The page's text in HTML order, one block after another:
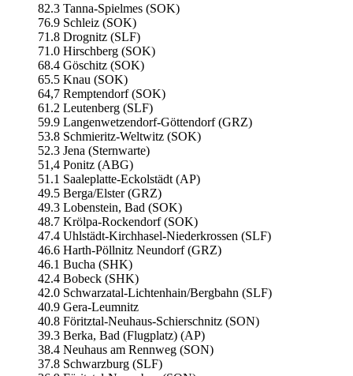
82.3 Tanna-Spielmes (SOK)
76.9 Schleiz (SOK)
71.8 Drognitz (SLF)
71.0 Hirschberg (SOK)
68.4 Göschitz (SOK)
65.5 Knau (SOK)
64,7 Remptendorf (SOK)
61.2 Leutenberg (SLF)
59.9 Langenwetzendorf-Göttendorf (GRZ)
53.8 Schmieritz-Weltwitz (SOK)
52.3 Jena (Sternwarte)
51,4 Ponitz (ABG)
51.1 Saaleplatte-Eckolstädt (AP)
49.5 Berga/Elster (GRZ)
49.3 Lobenstein, Bad (SOK)
48.7 Krölpa-Rockendorf (SOK)
47.4 Uhlstädt-Kirchhasel-Niederkrossen (SLF)
46.6 Harth-Pöllnitz Neundorf (GRZ)
46.1 Bucha (SHK)
42.4 Bobeck (SHK)
42.0 Schwarzatal-Lichtenhain/Bergbahn (SLF)
40.9 Gera-Leumnitz
40.8 Föritztal-Neuhaus-Schierschnitz (SON)
39.3 Berka, Bad (Flugplatz) (AP)
38.4 Neuhaus am Rennweg (SON)
37.8 Schwarzburg (SLF)